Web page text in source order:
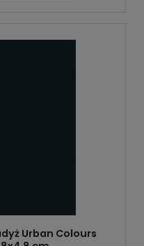
Urban Colours